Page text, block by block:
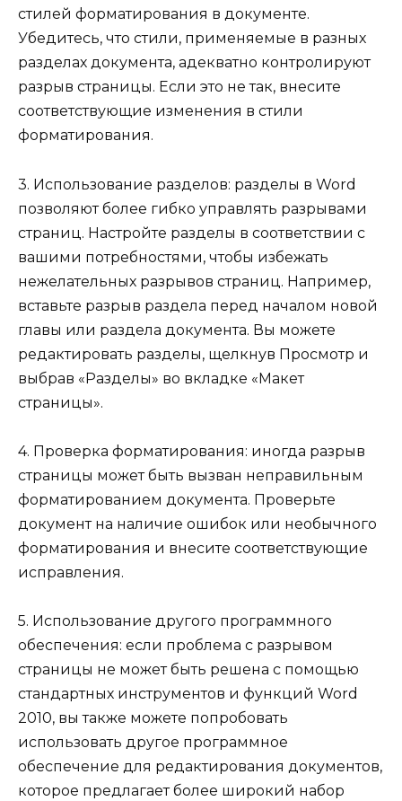
стилей форматирования в документе.
Убедитесь, что стили, применяемые в разных
разделах документа, адекватно контролируют
разрыв страницы. Если это не так, внесите
соответствующие изменения в стили
форматирования.
3. Использование разделов: разделы в Word
позволяют более гибко управлять разрывами
страниц. Настройте разделы в соответствии с
вашими потребностями, чтобы избежать
нежелательных разрывов страниц. Например,
вставьте разрыв раздела перед началом новой
главы или раздела документа. Вы можете
редактировать разделы, щелкнув Просмотр и
выбрав «Разделы» во вкладке «Макет
страницы».
4. Проверка форматирования: иногда разрыв
страницы может быть вызван неправильным
форматированием документа. Проверьте
документ на наличие ошибок или необычного
форматирования и внесите соответствующие
исправления.
5. Использование другого программного
обеспечения: если проблема с разрывом
страницы не может быть решена с помощью
стандартных инструментов и функций Word
2010, вы также можете попробовать
использовать другое программное
обеспечение для редактирования документов,
которое предлагает более широкий набор